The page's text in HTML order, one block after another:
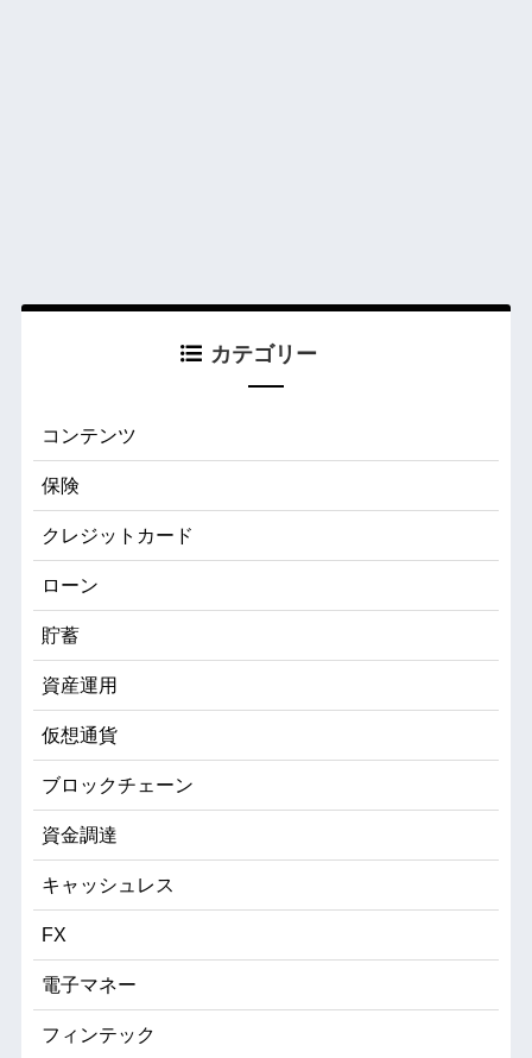
カテゴリー
コンテンツ
保険
クレジットカード
ローン
貯蓄
資産運用
仮想通貨
ブロックチェーン
資金調達
キャッシュレス
FX
電子マネー
フィンテック